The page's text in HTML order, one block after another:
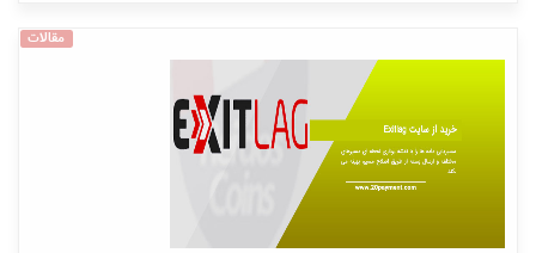
مقالات